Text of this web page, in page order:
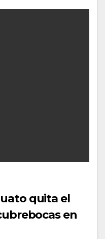
quita el
en